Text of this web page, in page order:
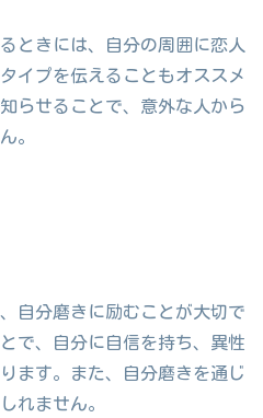
ときには、自分の周囲に恋人
イプを伝えることもオススメ
らせることで、意外な人から
。
自分磨きに励むことが大切で
で、自分に自信を持ち、異性
ます。また、自分磨きを通じ
れません。